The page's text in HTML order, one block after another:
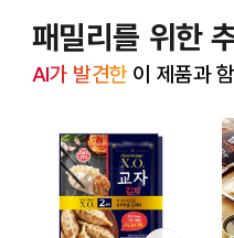
패밀리를 위한
AI가 발견한 이 제품과